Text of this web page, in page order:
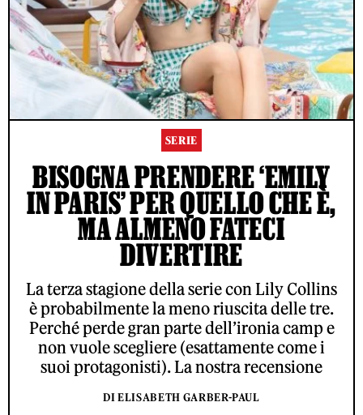
SERIE
BISOGNA PRENDERE ‘EMILY
IN PARIS’ PER QUELLO CHE È,
MA ALMENO FATECI
DIVERTIRE
La terza stagione della serie con Lily Collins
è probabilmente la meno riuscita delle tre.
Perché perde gran parte dell’ironia camp e
non vuole scegliere (esattamente come i
suoi protagonisti). La nostra recensione
DI ELISABETH GARBER-PAUL